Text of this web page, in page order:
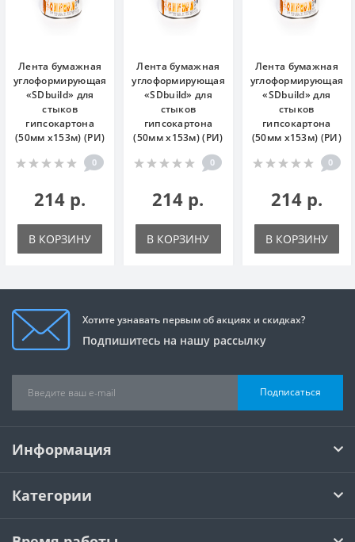
Лента бумажная
углоформирующая
«SDbuild» для
стыков
гипсокартона
(50мм х153м) (РИ)
0
214 р.
В КОРЗИНУ
Лента бумажная
углоформирующая
«SDbuild» для
стыков
гипсокартона
(50мм х153м) (РИ)
0
214 р.
В КОРЗИНУ
Лента бумажная
углоформирующая
«SDbuild» для
стыков
гипсокартона
(50мм х153м) (РИ)
0
214 р.
В КОРЗИНУ
Хотите узнавать первым об акциях и скидках?
Подпишитесь на нашу рассылку
Подписаться
Информация
Категории